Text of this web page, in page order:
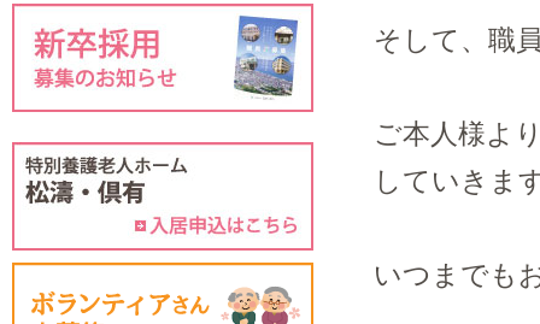
そして、職
ご本人様よ
していきま
いつまでも